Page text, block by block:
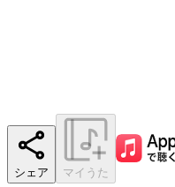
シェア マイうた